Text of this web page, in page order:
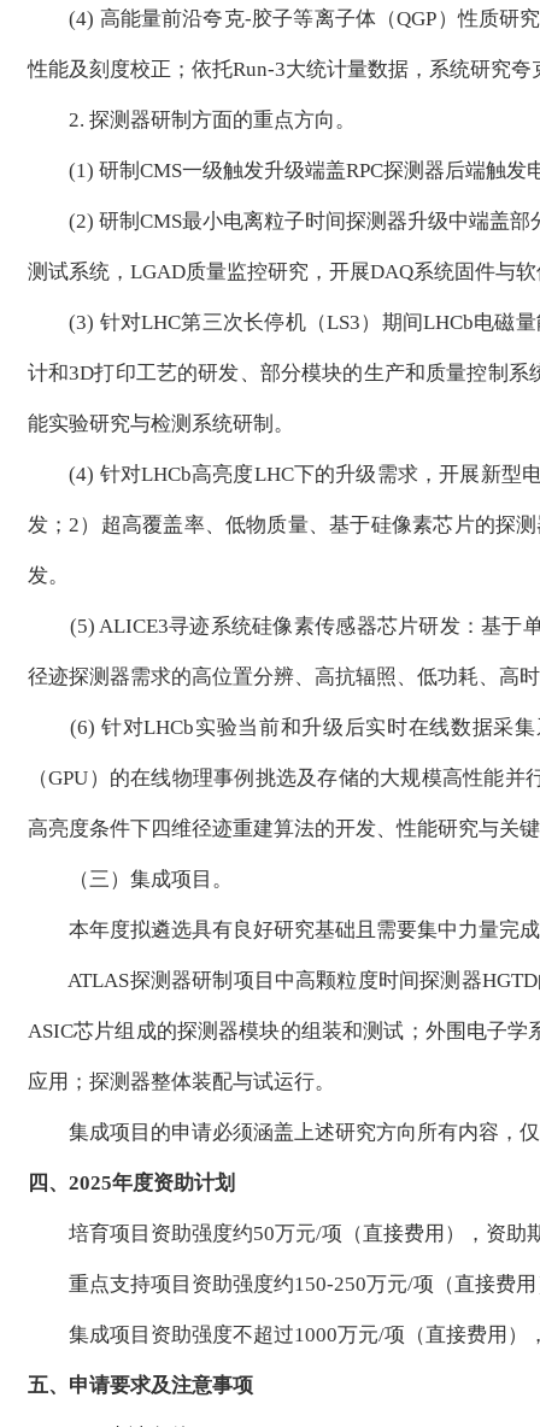
(4) 高能量前沿夸克-胶子等离子体（QGP）性质研究
性能及刻度校正；依托Run-3大统计量数据，系统研究
2. 探测器研制方面的重点方向。
(1) 研制CMS一级触发升级端盖RPC探测器后端触发
(2) 研制CMS最小电离粒子时间探测器升级中端盖部
测试系统，LGAD质量监控研究，开展DAQ系统固件与
(3) 针对LHC第三次长停机（LS3）期间LHCb电磁量
计和3D打印工艺的研发、部分模块的生产和质量控制
能实验研究与检测系统研制。
(4) 针对LHCb高亮度LHC下的升级需求，开展新型
发；2）超高覆盖率、低物质量、基于硅像素芯片的探
发。
(5) ALICE3寻迹系统硅像素传感器芯片研发：基于单
径迹探测器需求的高位置分辨、高抗辐照、低功耗、高
(6) 针对LHCb实验当前和升级后实时在线数据采集
（GPU）的在线物理事例挑选及存储的大规模高性能
高亮度条件下四维径迹重建算法的开发、性能研究与关
（三）集成项目。
本年度拟遴选具有良好研究基础且需要集中力量完成
ATLAS探测器研制项目中高颗粒度时间探测器HGTD
ASIC芯片组成的探测器模块的组装和测试；外围电子
应用；探测器整体装配与试运行。
集成项目的申请必须涵盖上述研究方向所有内容，仅
四、2025年度资助计划
培育项目资助强度约50万元/项（直接费用），资助
重点支持项目资助强度约150-250万元/项（直接费用
集成项目资助强度不超过1000万元/项（直接费用）
五、申请要求及注意事项